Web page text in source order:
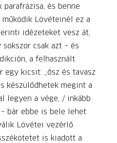
parafrázisa, és benne
Lövéteinél ez a
idézeteket vesz át,
csak azt – és
a felhasznált
egy kicsit: „ősz és tavasz
készülődhetek megint a
legyen a vége, / inkább
bár ebbe is bele lehet
Lövétei vezérlő
is kiadott a